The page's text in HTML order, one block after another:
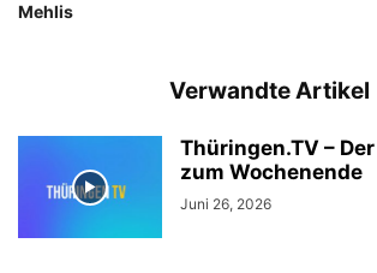
Mehlis
Verwandte Artikel
Thüringen.TV –
zum Wochenende
Juni 26, 2026